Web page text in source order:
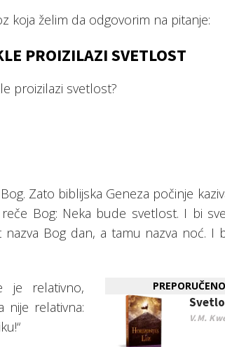
koja želim da odgovorim na pitanje:
PROIZILAZI SVETLOST
proizilazi svetlost?
Zato biblijska Geneza počinje
Bog: Neka bude svetlost. I bi
nazva Bog dan, a tamu nazva noć. I
V.M.
je relativno,
nije relativna: